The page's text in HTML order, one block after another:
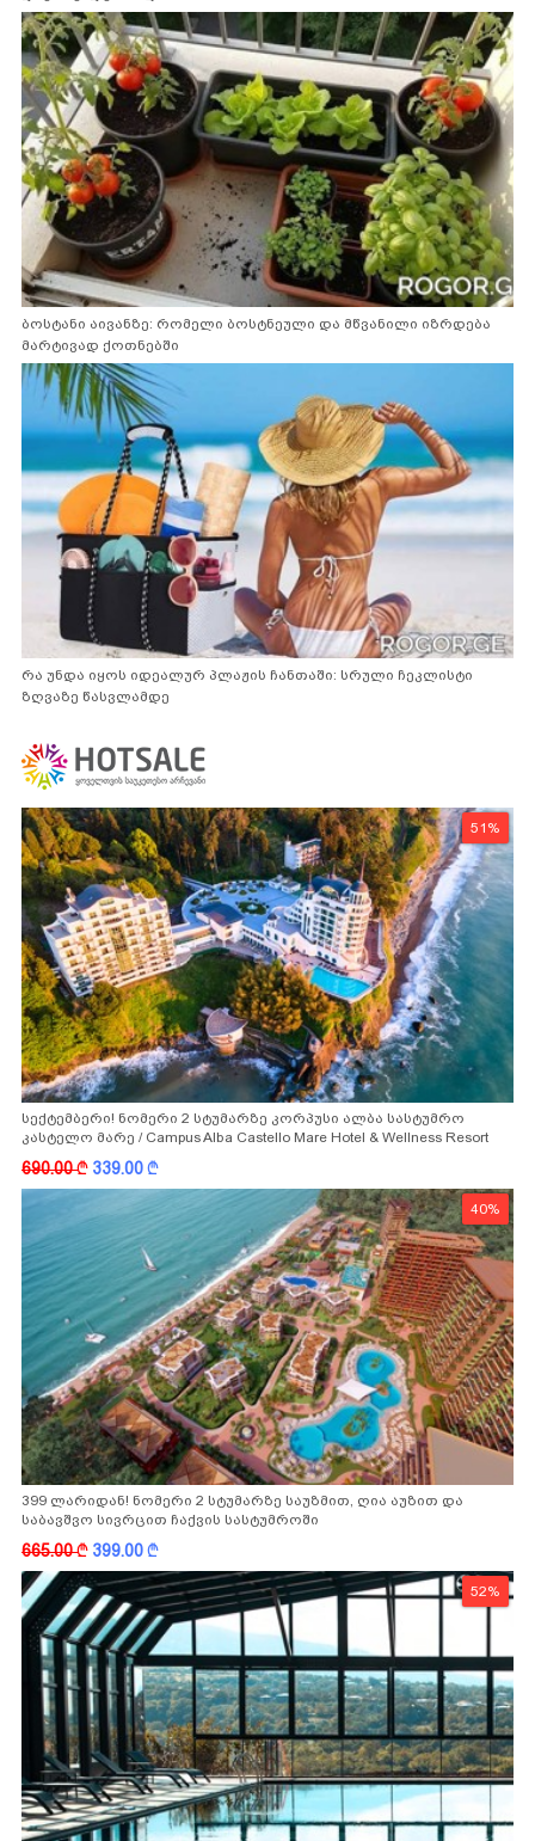
ბოსტანი აივანზე: რომელი ბოსტნეული და მწვანილი იზრდება
მარტივად ქოთნებში
რა უნდა იყოს იდეალურ პლაჟის ჩანთაში: სრული ჩეკლისტი
ზღვაზე წასვლამდე
51%
სექტემბერი! ნომერი 2 სტუმარზე კორპუსი ალბა სასტუმრო
კასტელო მარე / Campus Alba Castello Mare Hotel & Wellness Resort
-სგან!
690.00k 339.00k
40%
399 ლარიდან! ნომერი 2 სტუმარზე საუზმით, ღია აუზით და
საბავშვო სივრცით ჩაქვის სასტუმროში
665.00k 399.00k
52%